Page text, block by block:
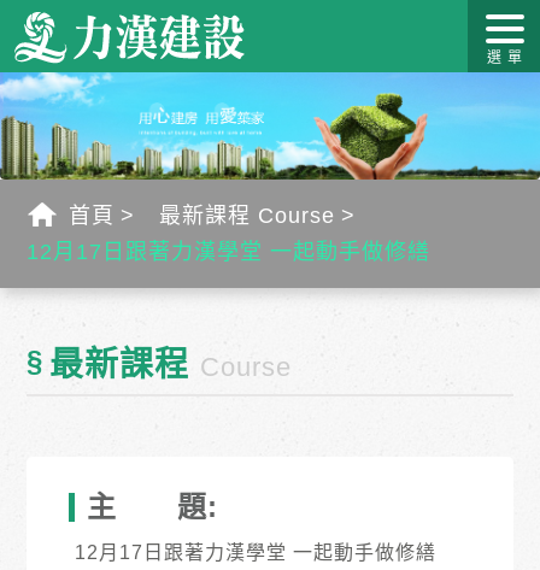
關於力
漢
最新消
息
作品介
紹
力漢學
堂
幸福工
藝
客戶服
首頁
最新課程 Course
12月17日跟著力漢學堂 一起動手做修繕
§ 最新課程 Course
主 題:
12月17日跟著力漢學堂 一起動手做修繕